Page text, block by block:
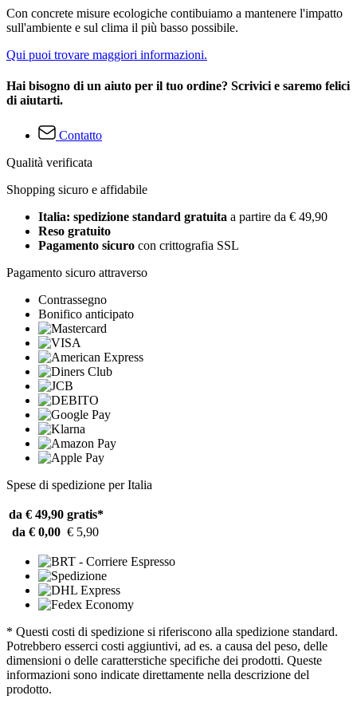
Con concrete misure ecologiche contibuiamo a mantenere l'impatto
sull'ambiente e sul clima il più basso possibile.
Qui puoi trovare maggiori informazioni.
Hai bisogno di un aiuto per il tuo ordine? Scrivici e saremo felici
di aiutarti.
Contatto
Qualità verificata
Shopping sicuro e affidabile
Italia: spedizione standard gratuita a partire da € 49,90
Reso gratuito
Pagamento sicuro con crittografia SSL
Pagamento sicuro attraverso
Contrassegno
Bonifico anticipato
Spese di spedizione per Italia
da € 49,90 gratis*
da € 0,00 € 5,90
* Questi costi di spedizione si riferiscono alla spedizione standard.
Potrebbero esserci costi aggiuntivi, ad es. a causa del peso, delle
dimensioni o delle caratterstiche specifiche dei prodotti. Queste
informazioni sono indicate direttamente nella descrizione del
prodotto.